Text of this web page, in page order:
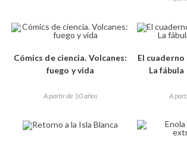
Cómics de ciencia. Volcanes:
fuego y vida
A partir de 10 años
El cuaderno
La
A